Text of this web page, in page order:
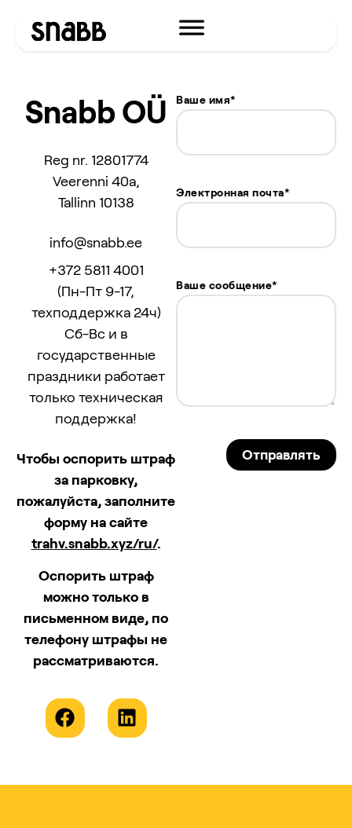
Snabb OÜ
Reg nr. 12801774
Veerenni 40a,
Tallinn 10138
info@snabb.ee
+372 5811 4001
(Пн-Пт 9-17,
техподдержка 24ч)
Сб-Вс и в
государственные
праздники работает
только техническая
поддержка!
Чтобы оспорить штраф
за парковку,
пожалуйста, заполните
форму на сайте
trahv.snabb.xyz/ru/.
Оспорить штраф
можно только в
письменном виде, по
телефону штрафы не
рассматриваются.
Ваше имя*
Электронная почта*
Ваше сообщение*
Отправлять